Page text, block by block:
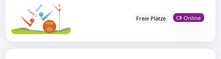
Freie Plätze Online